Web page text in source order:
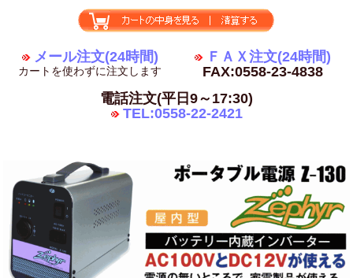
メール注文(24時間)
カートを使わずに注文します
ＦＡＸ注文(24時間)
FAX:0558-23-4838
電話注文(平日9～17:30)
TEL:0558-22-2421